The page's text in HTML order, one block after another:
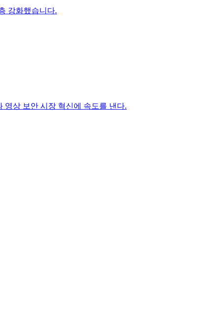
강화했습니다.
영상 보안 시장 혁신에 속도를 낸다.